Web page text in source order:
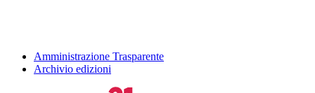
Amministrazione Trasparente
Archivio edizioni